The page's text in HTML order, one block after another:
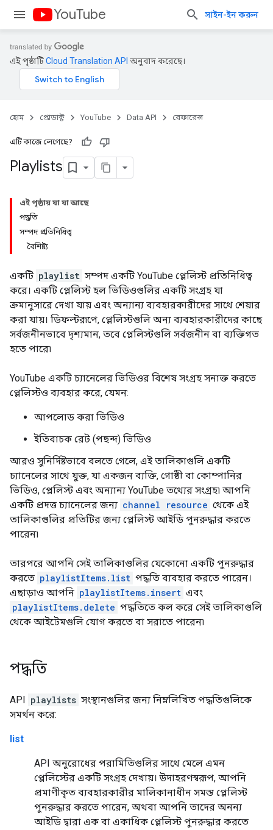
YouTube সাইন-ইন করুন
এই পৃষ্ঠাটিCloud Translation API অনুবাদ করেছে।
হোম প্রোডাক্ট YouTube Data API রেফারেন্স
এটি কাজে লেগেছে?
Playlists
এই পৃষ্ঠায় যা যা আছে
পদ্ধতি
সম্পদ প্রতিনিধিত্ব
বৈশিষ্ট্য
একটি playlist সম্পদ একটি YouTube প্লেলিস্ট প্রতিনিধিত্ব
করে। একটি প্লেলিস্ট হল ভিডিওগুলির একটি সংগ্রহ যা
ক্রমানুসারে দেখা যায় এবং অন্যান্য ব্যবহারকারীদের সাথে শেয়ার
করা যায়। ডিফল্টরূপে, প্লেলিস্টগুলি অন্য ব্যবহারকারীদের কাছে
সর্বজনীনভাবে দৃশ্যমান, তবে প্লেলিস্টগুলি সর্বজনীন বা ব্যক্তিগত
হতে পারে৷
YouTube একটি চ্যানেলের ভিডিওর বিশেষ সংগ্রহ সনাক্ত করতে
প্লেলিস্টও ব্যবহার করে, যেমন:
আপলোড করা ভিডিও
ইতিবাচক রেট (পছন্দ) ভিডিও
আরও সুনির্দিষ্টভাবে বলতে গেলে, এই তালিকাগুলি একটি
চ্যানেলের সাথে যুক্ত, যা একজন ব্যক্তি, গোষ্ঠী বা কোম্পানির
ভিডিও, প্লেলিস্ট এবং অন্যান্য YouTube তথ্যের সংগ্রহ৷ আপনি
একটি প্রদত্ত চ্যানেলের জন্য channel resource থেকে এই
তালিকাগুলির প্রতিটির জন্য প্লেলিস্ট আইডি পুনরুদ্ধার করতে
পারেন৷
তারপরে আপনি সেই তালিকাগুলির যেকোনো একটি পুনরুদ্ধার
করতে playlistItems.list পদ্ধতি ব্যবহার করতে পারেন।
এছাড়াও আপনি playlistItems.insert এবং
playlistItems.delete পদ্ধতিতে কল করে সেই তালিকাগুলি
থেকে আইটেমগুলি যোগ করতে বা সরাতে পারেন৷
পদ্ধতি
API playlists সংস্থানগুলির জন্য নিম্নলিখিত পদ্ধতিগুলিকে
সমর্থন করে:
list
API অনুরোধের পরামিতিগুলির সাথে মেলে এমন
প্লেলিস্টের একটি সংগ্রহ দেখায়। উদাহরণস্বরূপ, আপনি
প্রমাণীকৃত ব্যবহারকারীর মালিকানাধীন সমস্ত প্লেলিস্ট
পুনরুদ্ধার করতে পারেন, অথবা আপনি তাদের অনন্য
আইডি দ্বারা এক বা একাধিক প্লেলিস্ট পুনরুদ্ধার করতে